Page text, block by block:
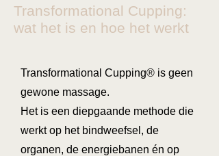
Transformational Cupping:
wat het is en hoe het werkt
Transformational Cupping® is geen
gewone massage.
Het is een diepgaande methode die
werkt op het bindweefsel, de
organen, de energiebanen én op